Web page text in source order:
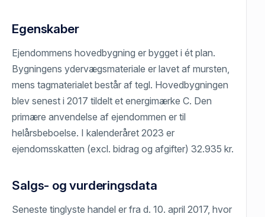
Egenskaber
Ejendommens hovedbygning er bygget i ét plan.
Bygningens ydervægsmateriale er lavet af mursten,
mens tagmaterialet består af tegl. Hovedbygningen
blev senest i 2017 tildelt et energimærke C. Den
primære anvendelse af ejendommen er til
helårsbeboelse. I kalenderåret 2023 er
ejendomsskatten (excl. bidrag og afgifter) 32.935 kr.
Salgs- og vurderingsdata
Seneste tinglyste handel er fra d. 10. april 2017, hvor